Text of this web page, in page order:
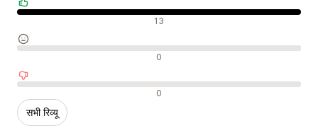
सकारात्मक रिव्यू 13
न्यूट्रल रिव्यू 0
नकारात्मक रिव्यू 0
सभी रिव्यू